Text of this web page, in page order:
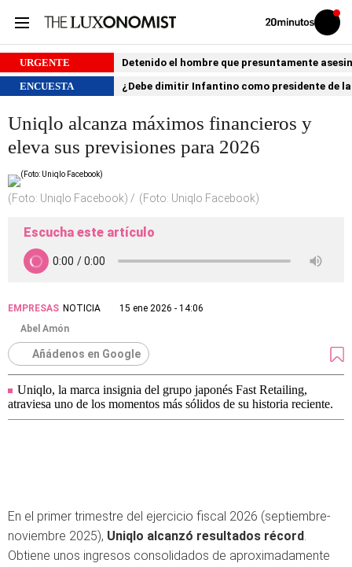
Volver
Iniciar
sesión
URGENTE
Detenido el hombre que presuntamente
ENCUESTA
¿Debe dimitir Infantino como presidente de
Uniqlo alcanza máximos financieros y
eleva sus previsiones para 2026
(Foto: Uniqlo Facebook) (Foto: Uniqlo Facebook)
Escucha este artículo
EMPRESAS NOTICIA
15 ene 2026 - 14:06
Abel Amón
Añádenos en Google
Uniqlo, la marca insignia del grupo japonés Fast Retailing,
atraviesa uno de los momentos más sólidos de su historia reciente.
En el primer trimestre del ejercicio fiscal 2026 (septiembre-
noviembre 2025), Uniqlo alcanzó resultados récord.
Obtiene unos ingresos consolidados de aproximadamente